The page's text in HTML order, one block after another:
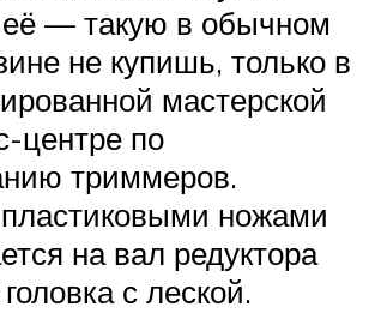
её — такую в обычном
не купишь, только в
мастерской
центре по
триммеров.
ножами
на вал редуктора
с леской.